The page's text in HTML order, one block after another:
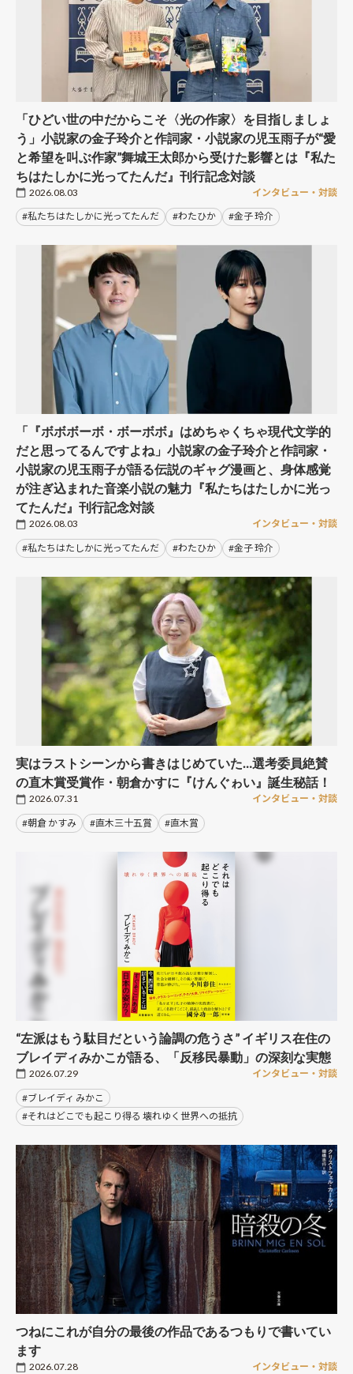
「ひどい世の中だからこそ〈光の作家〉を目指しましょ
う」小説家の金子玲介と作詞家・小説家の児玉雨子が“愛
と希望を叫ぶ作家”舞城王太郎から受けた影響とは『私た
ちはたしかに光ってたんだ』刊行記念対談
2026.08.03 インタビュー・対談
#私たちはたしかに光ってたんだ #わたひか #金子 玲介
「『ボボボーボ・ボーボボ』はめちゃくちゃ現代文学的
だと思ってるんですよね」小説家の金子玲介と作詞家・
小説家の児玉雨子が語る伝説のギャグ漫画と、身体感覚
が注ぎ込まれた音楽小説の魅力『私たちはたしかに光っ
てたんだ』刊行記念対談
2026.08.03 インタビュー・対談
#私たちはたしかに光ってたんだ #わたひか #金子 玲介
実はラストシーンから書きはじめていた…選考委員絶賛
の直木賞受賞作・朝倉かすに『けんぐゎい』誕生秘話！
2026.07.31 インタビュー・対談
#朝倉 かすみ #直木三十五賞 #直木賞
“左派はもう駄目だという論調の危うさ” イギリス在住の
ブレイディみかこが語る、「反移民暴動」の深刻な実態
2026.07.29 インタビュー・対談
#ブレイディ みかこ
#それはどこでも起こり得る 壊れゆく世界への抵抗
つねにこれが自分の最後の作品であるつもりで書いてい
ます
2026.07.28 インタビュー・対談